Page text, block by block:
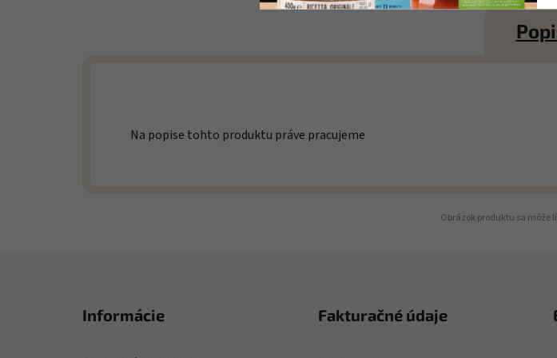
Na popise tohto produktu práve pracujeme
Obrázok produktu sa môže
Informácie Fakturačné údaje